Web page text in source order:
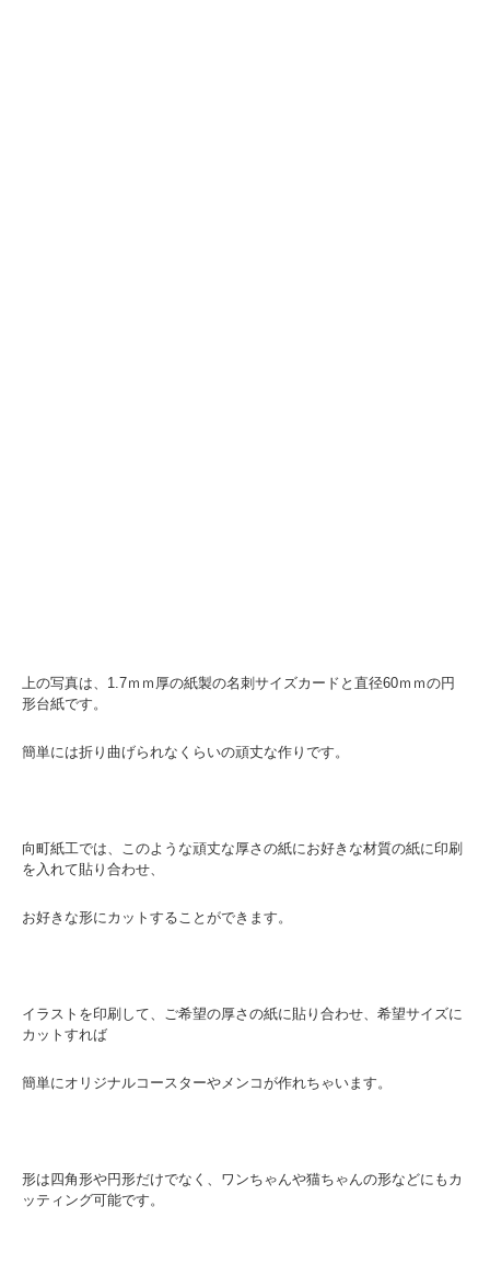
上の写真は、1.7ｍｍ厚の紙製の名刺サイズカードと直径60ｍｍの円
形台紙です。
簡単には折り曲げられなくらいの頑丈な作りです。
向町紙工では、このような頑丈な厚さの紙にお好きな材質の紙に印刷
を入れて貼り合わせ、
お好きな形にカットすることができます。
イラストを印刷して、ご希望の厚さの紙に貼り合わせ、希望サイズに
カットすれば
簡単にオリジナルコースターやメンコが作れちゃいます。
形は四角形や円形だけでなく、ワンちゃんや猫ちゃんの形などにもカ
ッティング可能です。